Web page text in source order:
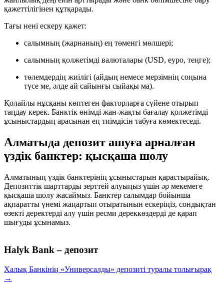
қажеттілігінен құтқарады.
Тағы нені ескеру қажет:
салымның (жарнаның) ең төменгі мөлшері;
салымның қолжетімді валюталары (USD, еуро, теңге);
төлемдердің жиілігі (айдың немесе мерзімнің соңына
түсе ме, әлде ай сайынғы сыйақы ма).
Қолайлы нұсқаны көптеген факторларға сүйене отырып
таңдау керек. Банктік өнімді жан-жақты бағалау қолжетімді
ұсыныстардың арасынан ең тиімдісін табуға көмектеседі.
Алматыда депозит ашуға арналған
үздік банктер: қысқаша шолу
Алматының үздік банктерінің ұсыныстарын қарастырайық.
Депозиттік шарттарды зерттей алуыңыз үшін әр мекемеге
қысқаша шолу жасаймыз. Банктер салымдар бойынша
ақпаратты үнемі жаңартып отыратынын ескеріңіз, сондықтан
өзекті деректерді алу үшін ресми дереккөздерді де қарап
шығуды ұсынамыз.
Halyk Bank – депозит
Халық Банкінің «Универсалды» депозиті туралы толығырақ
→